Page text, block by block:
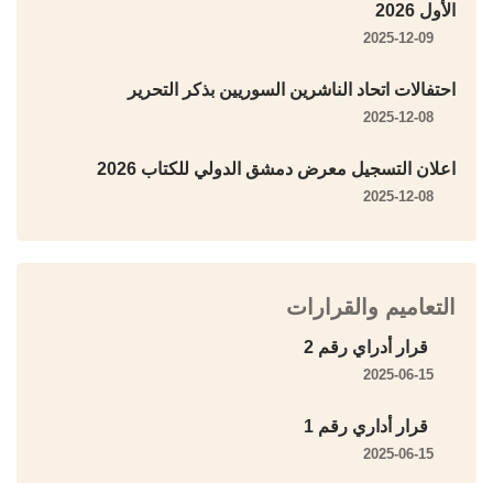
الأول 2026
2025-12-09
احتفالات اتحاد الناشرين السوريين بذكر التحرير
2025-12-08
اعلان التسجيل معرض دمشق الدولي للكتاب 2026
2025-12-08
التعاميم والقرارات
قرار أدراي رقم 2
2025-06-15
قرار أداري رقم 1
2025-06-15